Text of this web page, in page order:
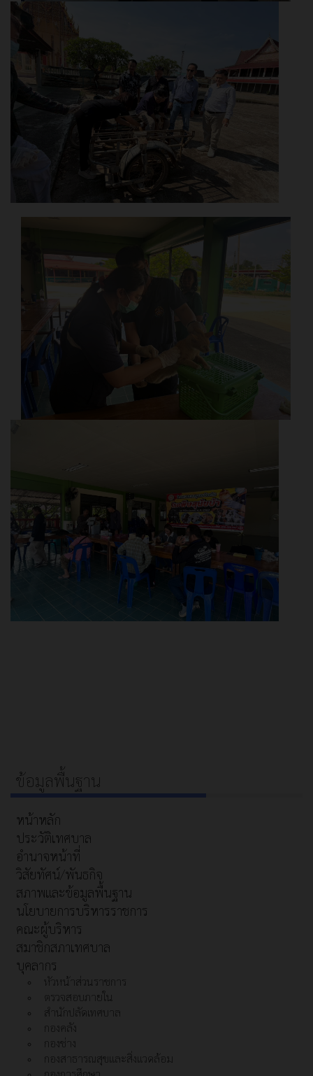
ข้อมูลพื้นฐาน
หน้าหลัก
ประวัติเทศบาล
อำนาจหน้าที่
วิสัยทัศน์/พันธกิจ
สภาพและข้อมูลพื้นฐาน
นโยบายการบริหารราชการ
คณะผู้บริหาร
สมาชิกสภาเทศบาล
บุคลากร
หัวหน้าส่วนราชการ
ตรวจสอบภายใน
สำนักปลัดเทศบาล
กองคลัง
กองช่าง
กองสาธารณสุขและสิ่งแวดล้อม